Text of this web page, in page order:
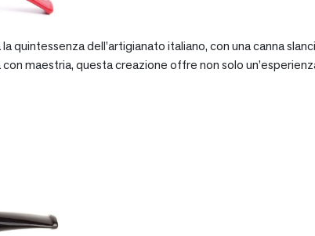
quintessenza dell’artigianato italiano, con una canna
maestria, questa creazione offre non solo